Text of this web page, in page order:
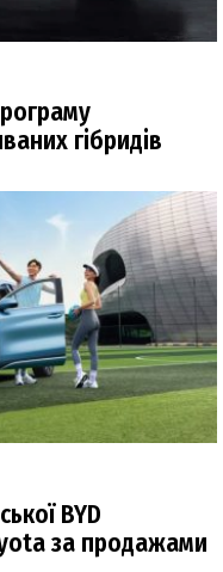
гібридів
BYD
за продажами